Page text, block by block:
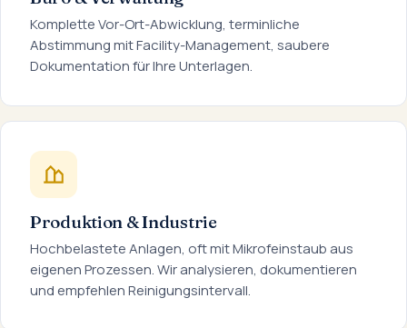
Komplette Vor-Ort-Abwicklung, terminliche
Abstimmung mit Facility-Management, saubere
Dokumentation für Ihre Unterlagen.
Produktion & Industrie
Hochbelastete Anlagen, oft mit Mikrofeinstaub aus
eigenen Prozessen. Wir analysieren, dokumentieren
und empfehlen Reinigungsintervall.